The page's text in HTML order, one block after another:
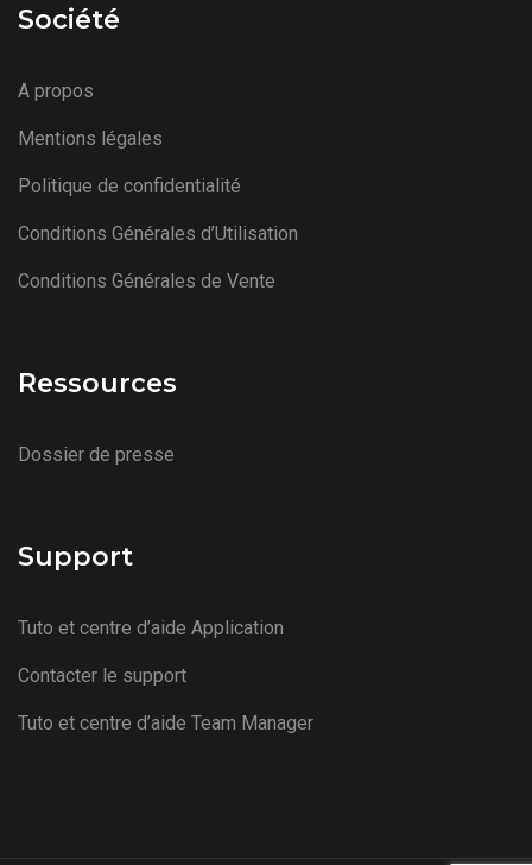
Société
A propos
Mentions légales
Politique de confidentialité
Conditions Générales d’Utilisation
Conditions Générales de Vente
Ressources
Dossier de presse
Support
Tuto et centre d’aide Application
Contacter le support
Tuto et centre d’aide Team Manager